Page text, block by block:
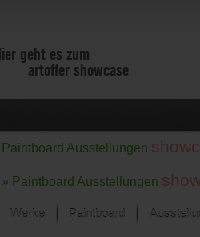
geht es zum
artoffer showcase
Paintboard Ausstellungen
Paintboard Ausstellungen
Werke Paintboard